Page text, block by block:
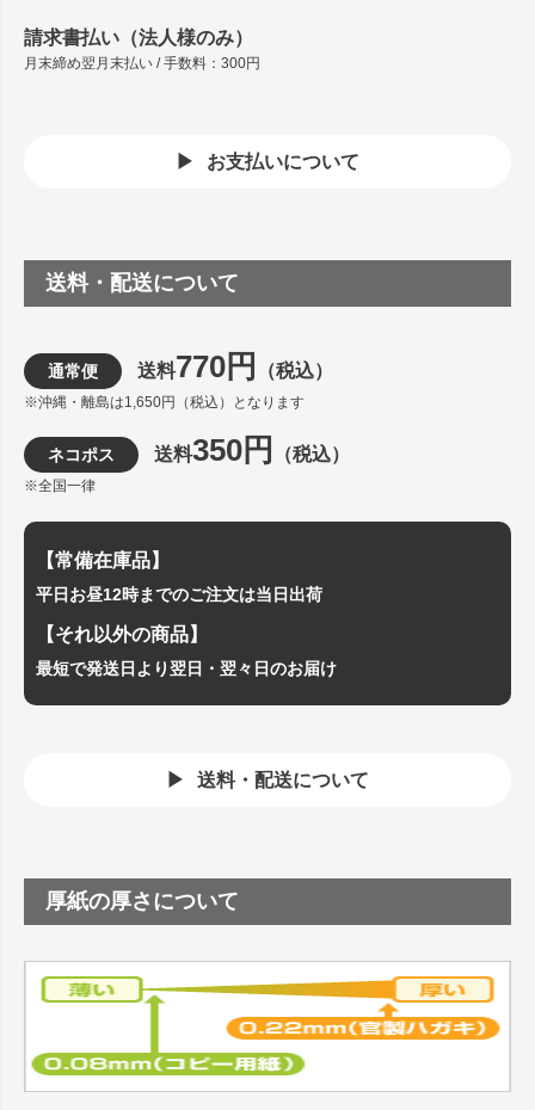
請求書払い（法人様のみ）
月末締め翌月末払い / 手数料：300円
お支払いについて
送料・配送について
通常便 送料770円 （税込）
※沖縄・離島は1,650円（税込）となります
ネコポス 送料350円 （税込）
※全国一律
【常備在庫品】
平日お昼12時までのご注文は当日出荷
【それ以外の商品】
最短で発送日より翌日・翌々日のお届け
送料・配送について
厚紙の厚さについて